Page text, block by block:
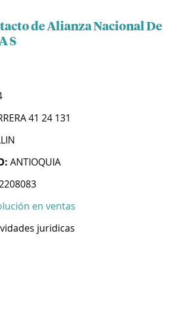
de Alianza Nacional De
S
41 24 131
ANTIOQUIA
en ventas
juridicas